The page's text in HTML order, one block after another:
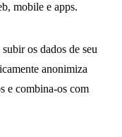
mobile e apps.
os dados de seu
anonimiza
e combina-os com